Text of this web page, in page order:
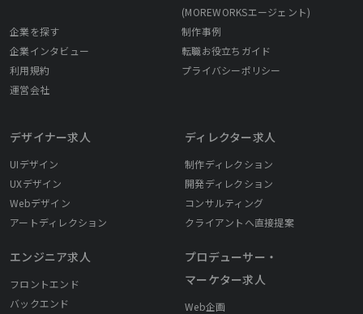
(MOREWORKSエージェント)
企業を探す
制作事例
企業インタビュー
転職お役立ちガイド
利用規約
プライバシーポリシー
運営会社
デザイナー求人
UIデザイン
UXデザイン
Webデザイン
アートディレクション
エンジニア求人
フロントエンド
バックエンド
ディレクター求人
制作ディレクション
開発ディレクション
コンサルティング
クライアントへ直接提案
プロデューサー・
マーケター求人
Web企画